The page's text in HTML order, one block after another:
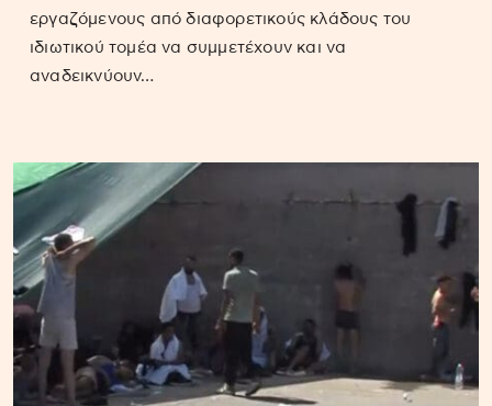
εργαζόμενους από διαφορετικούς κλάδους του
ιδιωτικού τομέα να συμμετέχουν και να
αναδεικνύουν…